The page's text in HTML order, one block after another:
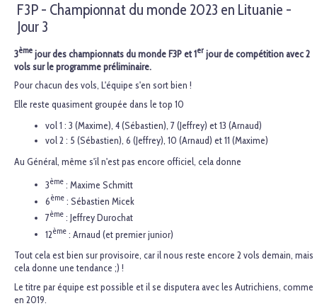
F3P - Championnat du monde 2023 en Lituanie -
Jour 3
3ème jour des championnats du monde F3P et 1er jour de compétition avec 2
vols sur le programme préliminaire.
Pour chacun des vols, L'équipe s'en sort bien !
Elle reste quasiment groupée dans le top 10
vol 1 : 3 (Maxime), 4 (Sébastien), 7 (Jeffrey) et 13 (Arnaud)
vol 2 : 5 (Sébastien), 6 (Jeffrey), 10 (Arnaud) et 11 (Maxime)
Au Général, même s'il n'est pas encore officiel, cela donne
3ème : Maxime Schmitt
6ème : Sébastien Micek
7ème : Jeffrey Durochat
12ème : Arnaud (et premier junior)
Tout cela est bien sur provisoire, car il nous reste encore 2 vols demain, mais
cela donne une tendance ;) !
Le titre par équipe est possible et il se disputera avec les Autrichiens, comme
en 2019.